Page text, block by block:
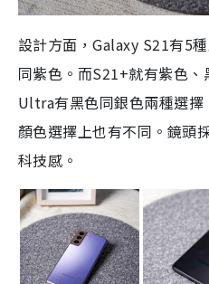
設計方面，Galaxy S21有5
同紫色。而S21+就有紫色
Ultra有黑色同銀色兩種選擇
顏色選擇上也有不同。鏡頭
科技感。